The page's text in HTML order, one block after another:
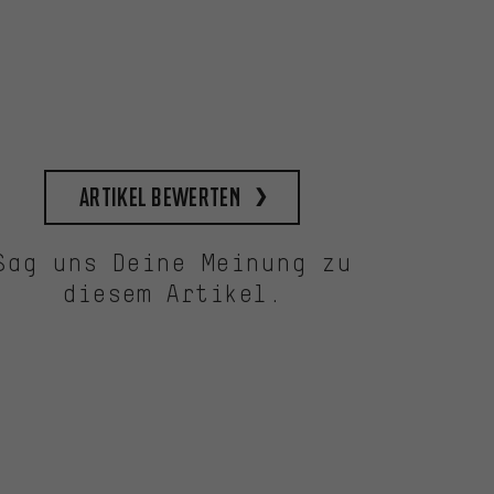
Artikel bewerten
uns Deine Meinung zu
diesem Artikel.